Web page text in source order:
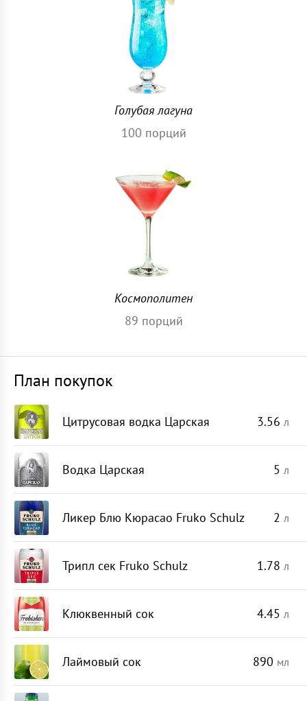
Голубая лагуна
100 порций
Космополитен
89 порций
План покупок
Цитрусовая водка Царская 3.56 л
Водка Царская 5 л
Ликер Блю Кюрасао Fruko Schulz 2 л
Трипл сек Fruko Schulz 1.78 л
Клюквенный сок 4.45 л
Лаймовый сок 890 мл